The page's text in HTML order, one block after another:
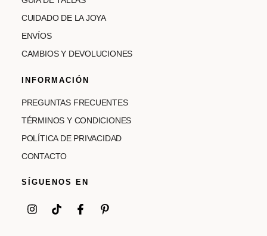
CUIDADO DE LA JOYA
ENVÍOS
CAMBIOS Y DEVOLUCIONES
INFORMACIÓN
PREGUNTAS FRECUENTES
TÉRMINOS Y CONDICIONES
POLÍTICA DE PRIVACIDAD
CONTACTO
SÍGUENOS EN